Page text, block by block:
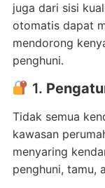
juga dari sisi
otomatis dapat
mendorong
penghuni.
1.
Tidak semua
kawasan
menyaring
penghuni, tamu,